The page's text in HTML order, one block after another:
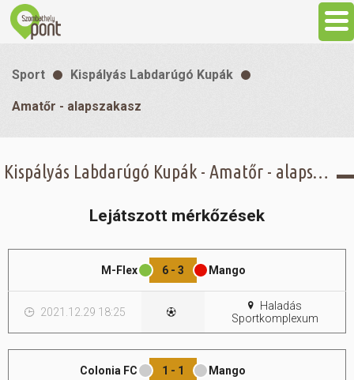
Programok
Szállás
Sport
Sport Kispályás Labdarúgó Kupák
Amatőr - alapszakasz
Kispályás Labdarúgó Kupák - Amatőr - alapszakasz -
Lejátszott mérkőzések
M-Flex 6 - 3 Mango
2021.12.29 18:25
Haladás
Sportkomplexum
Colonia FC 1 - 1 Mango